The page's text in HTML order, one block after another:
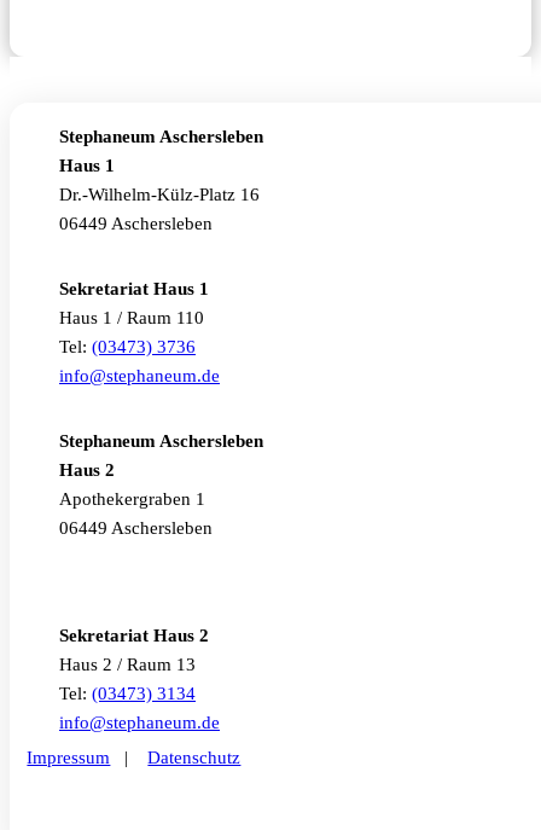
Stephaneum Aschersleben
Haus 1
Dr.-Wilhelm-Külz-Platz 16
06449 Aschersleben
Sekretariat Haus 1
Haus 1 / Raum 110
Tel: (03473) 3736
info@stephaneum.de
Stephaneum Aschersleben
Haus 2
Apothekergraben 1
06449 Aschersleben
Sekretariat Haus 2
Haus 2 / Raum 13
Tel: (03473) 3134
info@stephaneum.de
Impressum |Datenschutz